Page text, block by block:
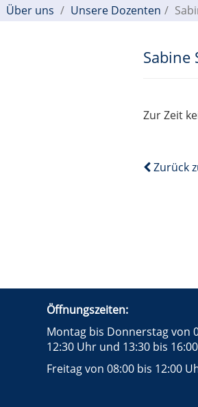
Über uns Unsere Dozenten
Sabine
Zur Zeit
Zurück
Öffnungszeiten:
Montag bis Donnerstag von
12:30 Uhr und 13:30 bis
Freitag von 08:00 bis 12:00